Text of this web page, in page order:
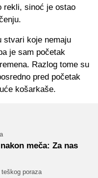
rekli, sinoć je ostao
stvari koje nemaju
je sam početak
Razlog tome su
pred početak
košarkaše.
meča: Za nas
poraza